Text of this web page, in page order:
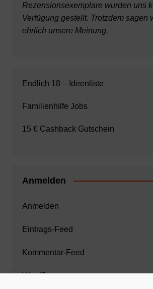
Rezensionsexemplare wurden uns
Verfügung gestellt. Trotzdem sagen
ehrlich unsere Meinung.
Endlich 18 – Ideenliste
Familienhilfe Jobs
15 € Cashback Gutschein
Anmelden
Anmelden
Eintrags-Feed
Kommentar-Feed
WordPress.org